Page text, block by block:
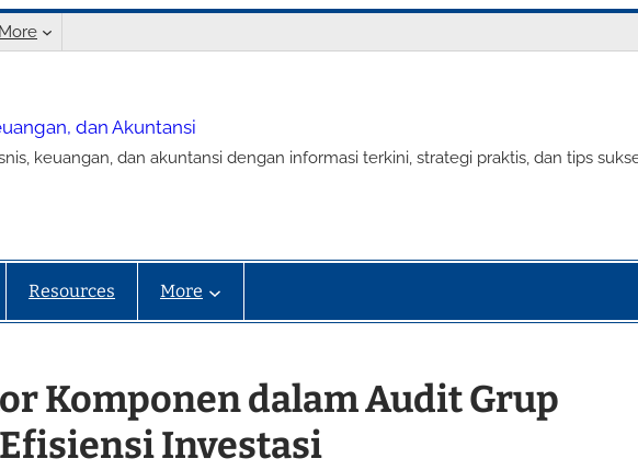
More
dan Akuntansi
keuangan, dan akuntansi dengan informasi terkini, strategi praktis, dan tips
Resources More
Komponen dalam Audit Grup
Investasi